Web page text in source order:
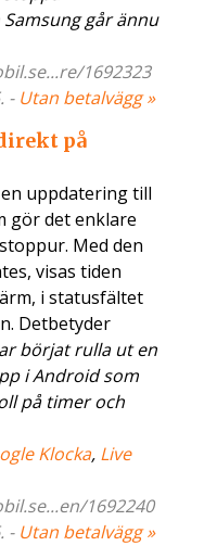
går ännu
1692323
- Utan betalvägg »
på
uppdatering till
gör det enklare
Med den
visas tiden
i statusfältet
Detbetyder
börjat rulla ut en
i Android som
på timer och
Klocka, Live
1692240
- Utan betalvägg »